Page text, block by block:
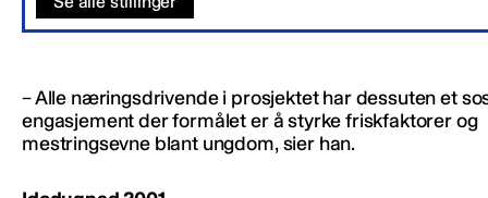
– Alle næringsdrivende i prosjektet har dessuten et
engasjement der formålet er å styrke friskfaktorer og
mestringsevne blant ungdom, sier han.